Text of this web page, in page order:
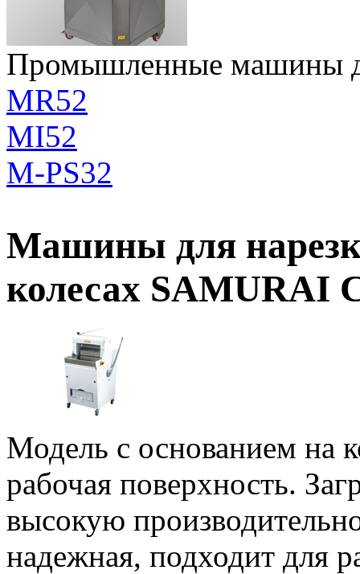
Промышленные машины
MR52
MI52
M-PS32
Машины для
колесах SAMURAI
Модель с основанием на
рабочая поверхность.
высокую
надежная, подходит для